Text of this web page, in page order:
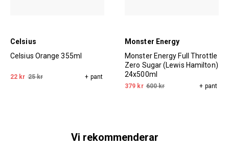
Celsius
Celsius Orange 355ml
22 kr 25 kr + pant
Monster Energy
Monster Energy Full Throttle
Zero Sugar (Lewis Hamilton)
24x500ml
379 kr 600 kr + pant
Vi rekommenderar